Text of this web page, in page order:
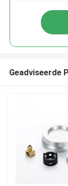
Geadviseerde